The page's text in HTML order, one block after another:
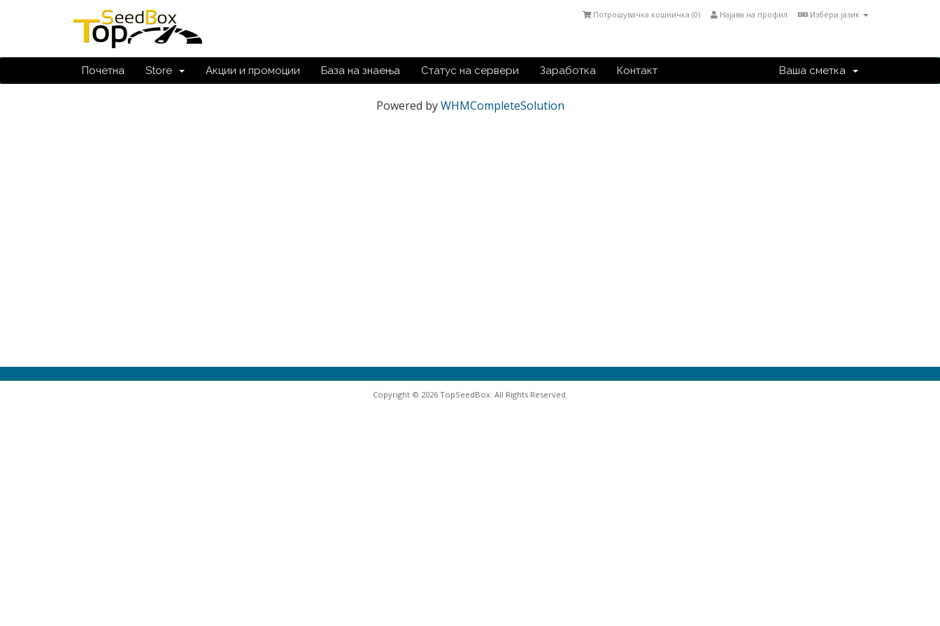
Избери јазик
Најава на профил
Потрошувачка кошничка (0)
Почетна Store Акции и промоции База на знаења Статус на сервери Заработка Контакт Ваша сметка
Powered byWHMCompleteSolution
Copyright © 2026 TopSeedBox. All Rights Reserved.